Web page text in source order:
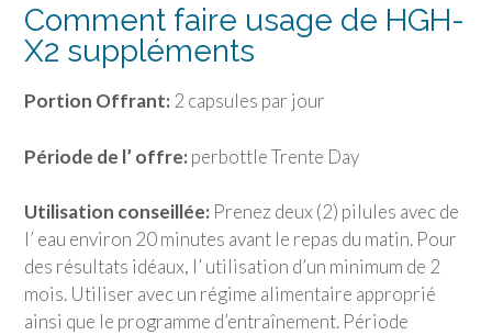
Comment faire usage de HGH-
X2 suppléments
Portion Offrant: 2 capsules par jour
Période de l’ offre: perbottle Trente Day
Utilisation conseillée: Prenez deux (2) pilules avec de
l’ eau environ 20 minutes avant le repas du matin. Pour
des résultats idéaux, l’ utilisation d’un minimum de 2
mois. Utiliser avec un régime alimentaire approprié
ainsi que le programme d’entraînement. Période